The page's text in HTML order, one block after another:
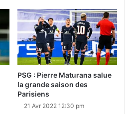
PSG : Pierre Maturana salue
la grande saison des
Parisiens
21 Avr 2022 12:30 pm